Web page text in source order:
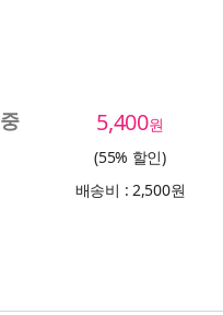
중 5,400원
(55% 할인)
배송비 : 2,500원